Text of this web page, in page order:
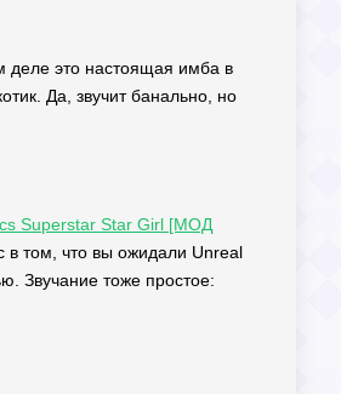
деле это настоящая имба в
Да, звучит банально, но
Superstar Star Girl [МОД
в том, что вы ожидали Unreal
Звучание тоже простое: